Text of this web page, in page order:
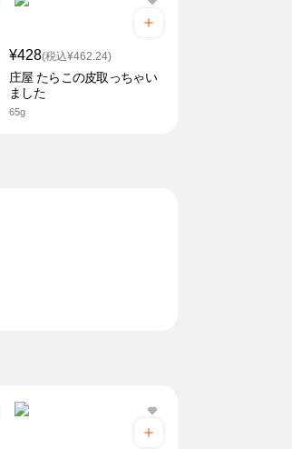
¥428(税込¥462.24)
庄屋 たらこの皮取っちゃい
ました
65g